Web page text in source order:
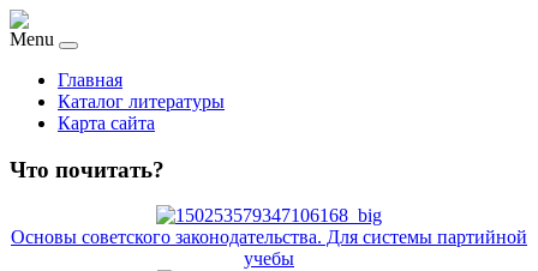
Menu
Главная
Каталог литературы
Карта сайта
Что почитать?
Основы советского законодательства. Для системы партийной
учебы